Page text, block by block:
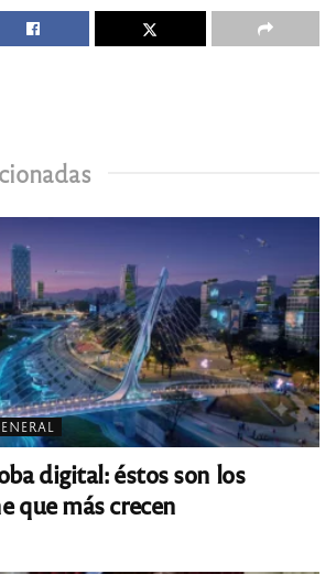
digital: éstos son los
que más crecen